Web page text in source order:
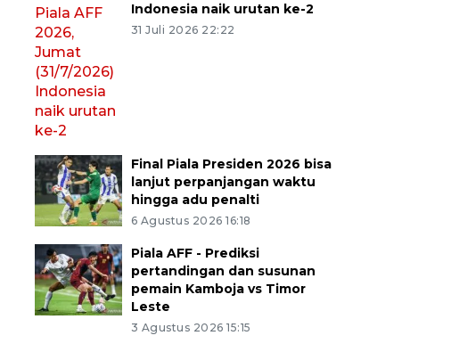
Indonesia naik urutan ke-2
31 Juli 2026 22:22
Final Piala Presiden 2026 bisa
lanjut perpanjangan waktu
hingga adu penalti
6 Agustus 2026 16:18
Piala AFF - Prediksi
pertandingan dan susunan
pemain Kamboja vs Timor
Leste
3 Agustus 2026 15:15